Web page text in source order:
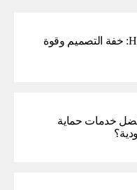
Huawei Pura 90s Pro: خفة التصميم وقوة
خدمات حماية